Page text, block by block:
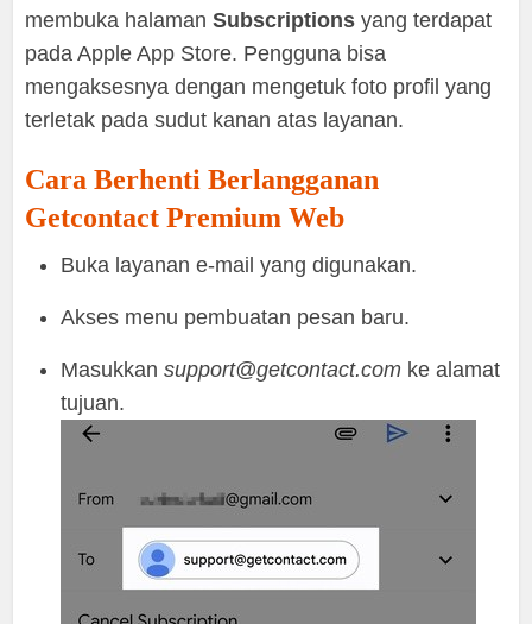
membuka halamanSubscriptions yang terdapat
pada Apple App Store. Pengguna bisa
mengaksesnya dengan mengetuk foto profil yang
terletak pada sudut kanan atas layanan.
Cara Berhenti Berlangganan
Getcontact Premium Web
Buka layanan e-mail yang digunakan.
Akses menu pembuatan pesan baru.
Masukkansupport@getcontact.com ke alamat
tujuan.